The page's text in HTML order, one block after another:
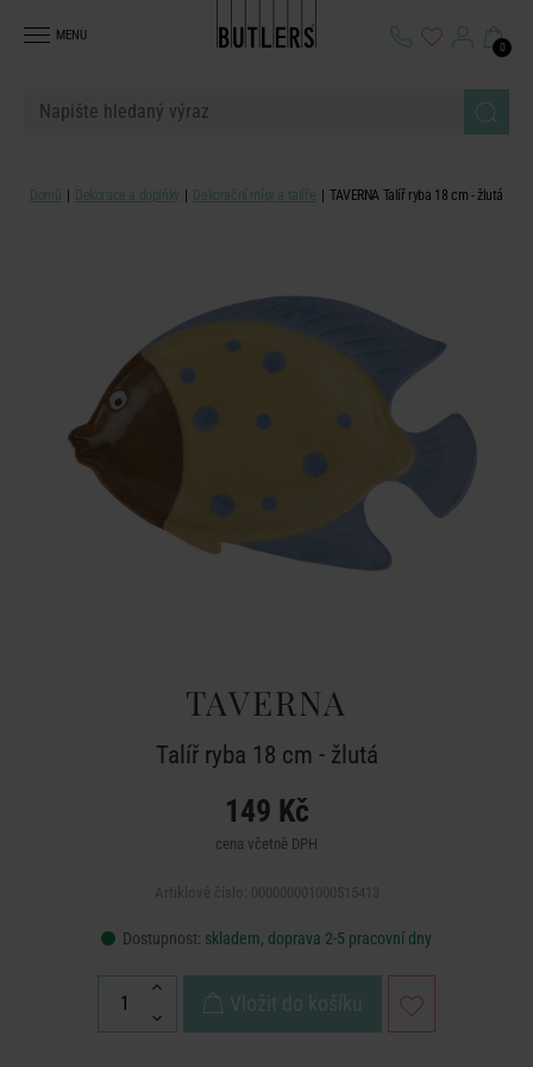
MENU
0
Domů Dekorace a doplňky Dekorační mísy a talíře TAVERNA Talíř ryba 18 cm - žlutá
TAVERNA
Talíř ryba 18 cm - žlutá
149 Kč
cena včetně DPH
Dostupnost: skladem, doprava 2-5 pracovní dny
Vložit do košíku